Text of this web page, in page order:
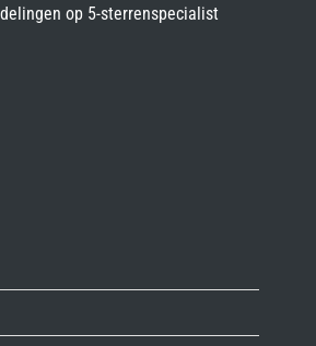
op 5-sterrenspecialist